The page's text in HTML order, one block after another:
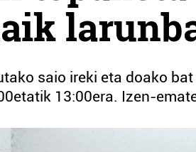
saio ireki eta doako
13:00era. Izen-